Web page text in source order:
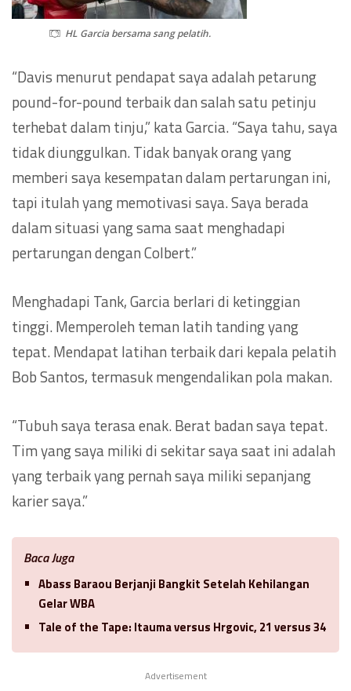
HL Garcia bersama sang pelatih.
“Davis menurut pendapat saya adalah petarung
pound-for-pound terbaik dan salah satu petinju
terhebat dalam tinju,” kata Garcia. “Saya tahu, saya
tidak diunggulkan. Tidak banyak orang yang
memberi saya kesempatan dalam pertarungan ini,
tapi itulah yang memotivasi saya. Saya berada
dalam situasi yang sama saat menghadapi
pertarungan dengan Colbert.”
Menghadapi Tank, Garcia berlari di ketinggian
tinggi. Memperoleh teman latih tanding yang
tepat. Mendapat latihan terbaik dari kepala pelatih
Bob Santos, termasuk mengendalikan pola makan.
“Tubuh saya terasa enak. Berat badan saya tepat.
Tim yang saya miliki di sekitar saya saat ini adalah
yang terbaik yang pernah saya miliki sepanjang
karier saya.”
Baca Juga
Abass Baraou Berjanji Bangkit Setelah Kehilangan
Gelar WBA
Tale of the Tape: Itauma versus Hrgovic, 21 versus 34
Advertisement